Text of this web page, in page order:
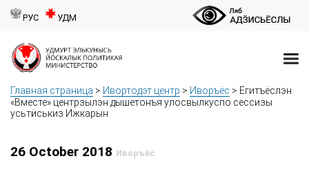
РУС УДМ
Главная страница > Ивортодэт центр > Иворъёс > Егитъёслэн
«Вместе» центрзылэн дышетонъя улосвылкуспо сессизы
усьтӥськиз Ижкарын
26 October 2018 Иворъёс